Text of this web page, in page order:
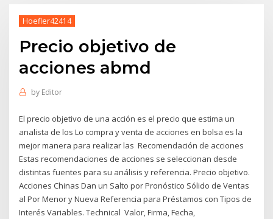
Hoefler42414
Precio objetivo de
acciones abmd
by Editor
El precio objetivo de una acción es el precio que estima un
analista de los Lo compra y venta de acciones en bolsa es la
mejor manera para realizar las Recomendación de acciones
Estas recomendaciones de acciones se seleccionan desde
distintas fuentes para su análisis y referencia. Precio objetivo.
Acciones Chinas Dan un Salto por Pronóstico Sólido de Ventas
al Por Menor y Nueva Referencia para Préstamos con Tipos de
Interés Variables. Technical Valor, Firma, Fecha,